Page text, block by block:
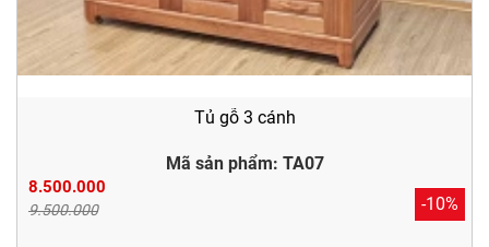
Tủ gỗ 3 cánh
Mã sản phẩm: TA07
8.500.000
9.500.000 -10%